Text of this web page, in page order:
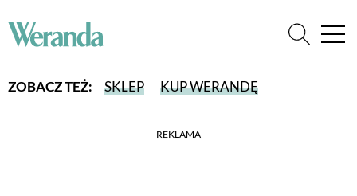
ZOBACZ TEŻ: SKLEP KUP WERANDĘ
REKLAMA